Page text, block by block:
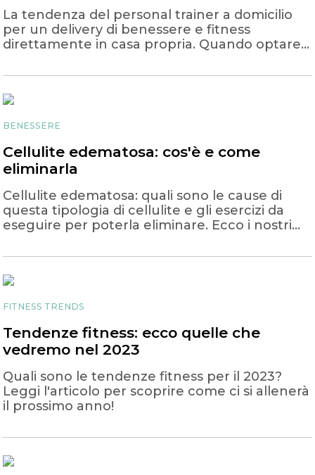
La tendenza del personal trainer a domicilio
per un delivery di benessere e fitness
direttamente in casa propria. Quando optare
BENESSERE
Cellulite edematosa: cos'è e come
eliminarla
Cellulite edematosa: quali sono le cause di
questa tipologia di cellulite e gli esercizi da
eseguire per poterla eliminare. Ecco i nostri
FITNESS TRENDS
Tendenze fitness: ecco quelle che
vedremo nel 2023
Quali sono le tendenze fitness per il 2023?
Leggi l'articolo per scoprire come ci si allenerà
il prossimo anno!